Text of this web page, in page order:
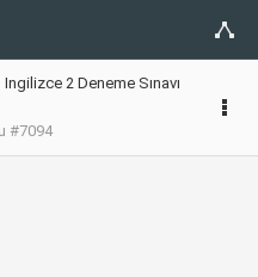
Ingilizce 2 Deneme Sınavı
#7094